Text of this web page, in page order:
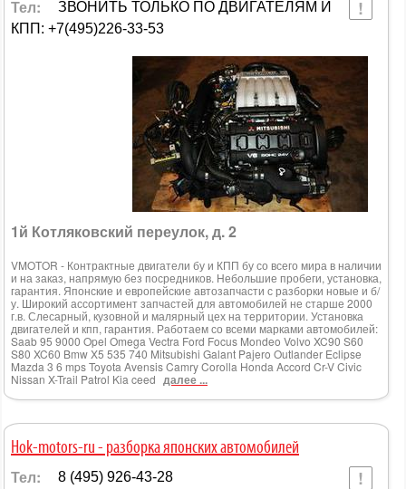
Тел:
ЗВОНИТЬ ТОЛЬКО ПО ДВИГАТЕЛЯМ И
КПП: +7(495)226-33-53
1й Котляковский переулок, д. 2
VMOTOR - Контрактные двигатели бу и КПП бу со всего мира в наличии
и на заказ, напрямую без посредников. Небольшие пробеги, установка,
гарантия. Японские и европейские автозапчасти с разборки новые и б/
у. Широкий ассортимент запчастей для автомобилей не старше 2000
г.в. Слесарный, кузовной и малярный цех на территории. Установка
двигателей и кпп, гарантия. Работаем со всеми марками автомобилей:
Saab 95 9000 Opel Omega Vectra Ford Focus Mondeo Volvo XC90 S60
S80 XC60 Bmw X5 535 740 Mitsubishi Galant Pajero Outlander Eclipse
Mazda 3 6 mps Toyota Avensis Camry Corolla Honda Accord Cr-V Civic
Nissan X-Trail Patrol Kia ceed далее ...
Hok-motors-ru - разборка японских автомобилей
Тел: 8 (495) 926-43-28